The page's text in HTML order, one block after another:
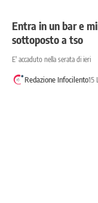
Entra in un bar e
sottoposto a tso
E' accaduto nella serata di ieri
Redazione Infocilento15